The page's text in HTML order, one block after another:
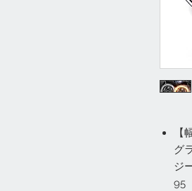
グ
ジ
95